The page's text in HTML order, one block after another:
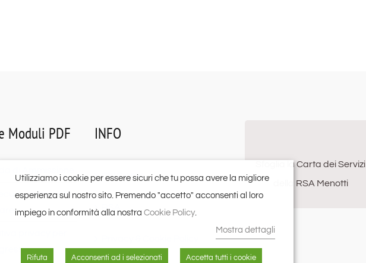
Moduli PDF
di Ammissione
isolamento
privacy per
INFO
Chi Siamo
RSA
Sfoglia la Carta dei Servizi
della RSA Menotti
Utilizziamo i cookie per essere sicuri che tu possa avere la migliore
esperienza sul nostro sito. Premendo "accetto" acconsenti al loro
impiego in conformità alla nostra Cookie Policy.
Mostra dettagli
Rifuta Acconsenti ad i selezionati Accetta tutti i cookie